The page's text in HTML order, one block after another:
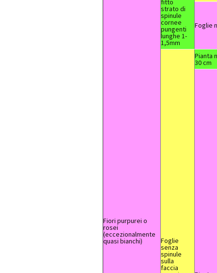
Fiori purpurei o
rosei
(eccezionalmente
quasi bianchi)
fitto
strato di
spinule
cornee
pungenti
lunghe 1-
1,5mm
Foglie
Foglie
senza
spinule
sulla
faccia
Pianta
30 cm